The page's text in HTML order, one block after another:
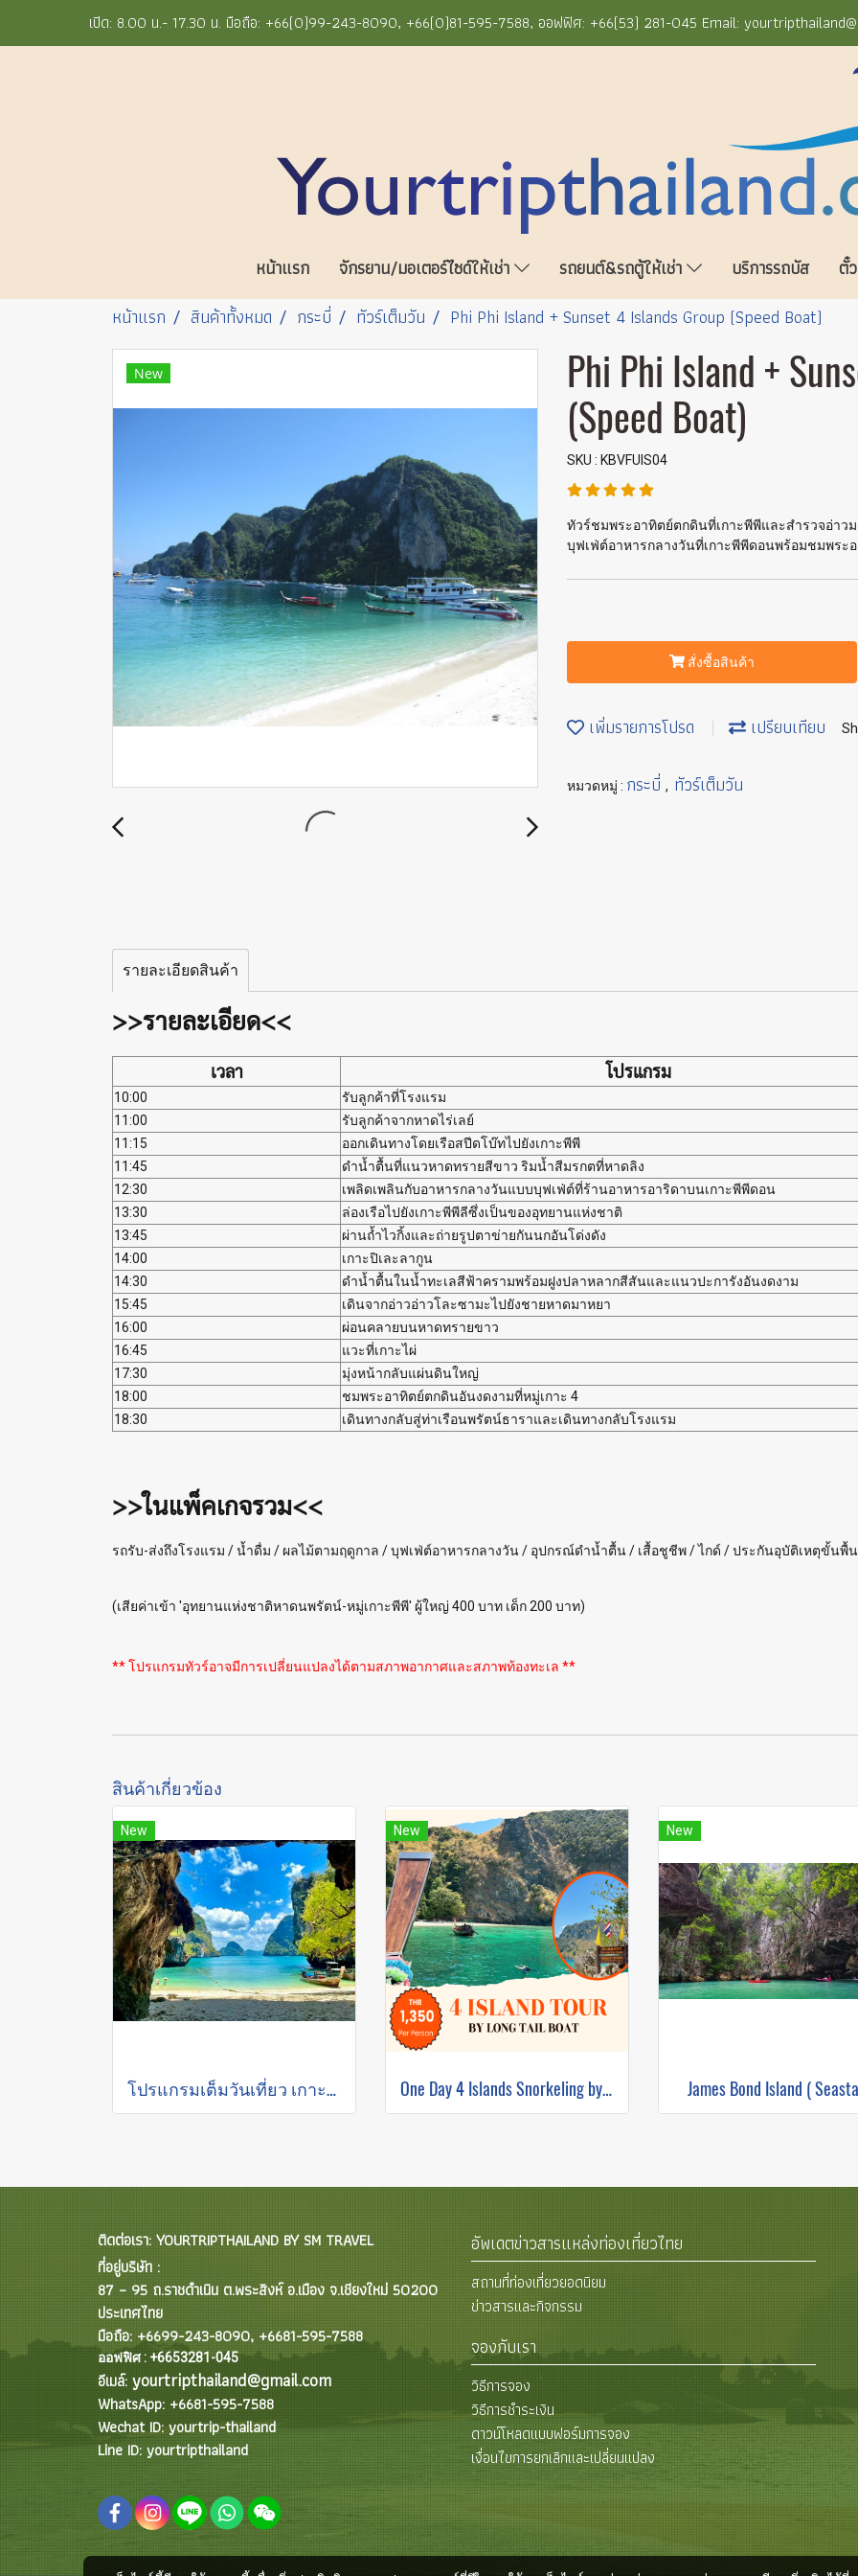
เปิด: 8.00 น.- 17.30 น. มือถือ: +66(0)99-243-8090, +66(0)81-595-7588, ออฟฟิศ: +66(53) 281-045 Email:
หน้าแรก จักรยาน/มอเตอร์ไซด์ให้เช่า รถยนต์&รถตู้ให้เช่า บริการรถบัส ตั๋
หน้าแรก
สินค้าทั้งหมด กระบี่ ทัวร์เต็มวัน Phi Phi Island + Sunset 4 Islands Group (Speed Boat)
New
Phi Phi Island +
(Speed Boat)
SKU : KBVFUIS04
ทัวร์ชมพระอาทิตย์ตกดินที่เกาะพีพีและสำรวจอ่าว
บุฟเฟ่ต์อาหารกลางวันที่เกาะพีพีดอนพร้อมชมพระ
สั่งซื้อสินค้า
เพิ่มรายการโปรด เปรียบเทียบ
หมวดหมู่ : กระบี่ , ทัวร์เต็มวัน
รายละเอียดสินค้า
>>รายละเอียด<<
เวลา โปรแกรม
10:00
รับลูกค้าที่โรงแรม
11:00
รับลูกค้าจากหาดไร่เลย์
11:15
ออกเดินทางโดยเรือสปีดโบ๊ทไปยังเกาะพีพี
11:45
ดำน้ำตื้นที่แนวหาดทรายสีขาว ริมน้ำสีมรกตที่หาดลิง
12:30
เพลิดเพลินกับอาหารกลางวันแบบบุฟเฟ่ต์ที่ร้านอาหารอาริดาบนเกาะพีพีดอน
13:30
ล่องเรือไปยังเกาะพีพีลีซึ่งเป็นของอุทยานแห่งชาติ
13:45
ผ่านถ้ำไวกิ้งและถ่ายรูปตาข่ายกันนกอันโด่งดัง
14:00
เกาะปิเละลากูน
14:30
ดำน้ำตื้นในน้ำทะเลสีฟ้าครามพร้อมฝูงปลาหลากสีสันและแนวปะการังอันงดงาม
15:45
เดินจากอ่าวอ่าวโละซามะไปยังชายหาดมาหยา
16:00
ผ่อนคลายบนหาดทรายขาว
16:45
แวะที่เกาะไผ่
17:30
มุ่งหน้ากลับแผ่นดินใหญ่
18:00
ชมพระอาทิตย์ตกดินอันงดงามที่หมู่เกาะ 4
18:30
เดินทางกลับสู่ท่าเรือนพรัตน์ธาราและเดินทางกลับโรงแรม
>>ในแพ็คเกจรวม<<
รถรับ-ส่งถึงโรงแรม / น้ำดื่ม / ผลไม้ตามฤดูกาล / บุฟเฟ่ต์อาหารกลางวัน / อุปกรณ์ดำน้ำตื้น / เสื้อชูชีพ / ไกด์ / ประกันอุบัติเหตุขั้นพื้
(เสียค่าเข้า 'อุทยานแห่งชาติหาดนพรัตน์-หมู่เกาะพีพี' ผู้ใหญ่ 400 บาท เด็ก 200 บาท)
** โปรแกรมทัวร์อาจมีการเปลี่ยนแปลงได้ตามสภาพอากาศและสภาพท้องทะเล **
สินค้าเกี่ยวข้อง
New
โปรแกรมเต็มวันเที่ยว เกาะห้อง ดำนํ้าชมความงามใต้ท้องทะเล (โดยเรือหางยาว)
New
One Day 4 Islands Snorkeling by Long Tail Boat
New
James Bond Island (
ติดต่อเรา: YOURTRIPTHAILAND BY SM TRAVEL
ที่อยู่บริษัท :
87 – 95 ถ.ราชดำเนิน ต.พระสิงห์ อ.เมือง จ.เชียงใหม่ 50200
ประเทศไทย
มือถือ: +6699-243-8090, +6681-595-7588
ออฟฟิศ : +6653281-045
อีเมล์: yourtripthailand@gmail.com
WhatsApp: +6681-595-7588
Wechat ID: yourtrip-thailand
Line ID: yourtripthailand
อัพเดตข่าวสารแหล่งท่องเที่ยวไทย
สถานที่ท่องเที่ยวยอดนิยม
ข่าวสารและกิจกรรม
จองกับเรา
วิธีการจอง
วิธีการชำระเงิน
ดาวน์โหลดแบบฟอร์มการจอง
เงื่อนไขการยกเลิกและเปลี่ยนแปลง